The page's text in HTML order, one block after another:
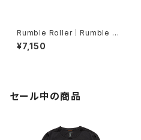
Rumble Roller｜Rumble Ro
ller／ランブルローラー（スモー
ルサイズ／スタンダードフォー
¥7,150
セール中の商品